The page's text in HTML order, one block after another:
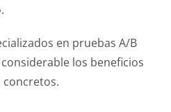
en pruebas A/B
los beneficios